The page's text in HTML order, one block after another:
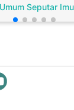
Seputar